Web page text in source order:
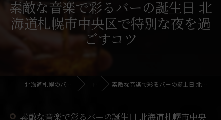
素敵な音楽で彩るバーの誕生日 北
海道札幌市中央区で特別な夜を過
ごすコツ
北海道札幌のバーならRock Bar GOSH コラム 素敵な音楽で彩るバーの誕生日 北海道札幌市中央区で特別な夜を過ごすコツ
素敵な音楽で彩るバーの誕生日 北海道札幌市中央